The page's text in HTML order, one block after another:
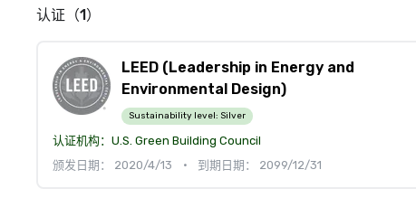
认证（1）
LEED (Leadership in Energy and
Environmental Design)
Sustainability level: Silver
认证机构： U.S. Green Building Council
颁发日期： 2020/4/13
• 到期日期： 2099/12/31